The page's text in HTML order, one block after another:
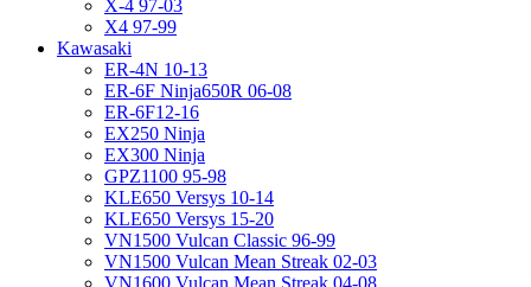
X-4 97-03
X4 97-99
Kawasaki
ER-4N 10-13
ER-6F Ninja650R 06-08
ER-6F12-16
EX250 Ninja
EX300 Ninja
GPZ1100 95-98
KLE650 Versys 10-14
KLE650 Versys 15-20
VN1500 Vulcan Classic 96-99
VN1500 Vulcan Mean Streak 02-03
VN1600 Vulcan Mean Streak 04-08